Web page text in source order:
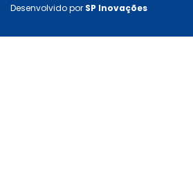
Desenvolvido por SP Inovações